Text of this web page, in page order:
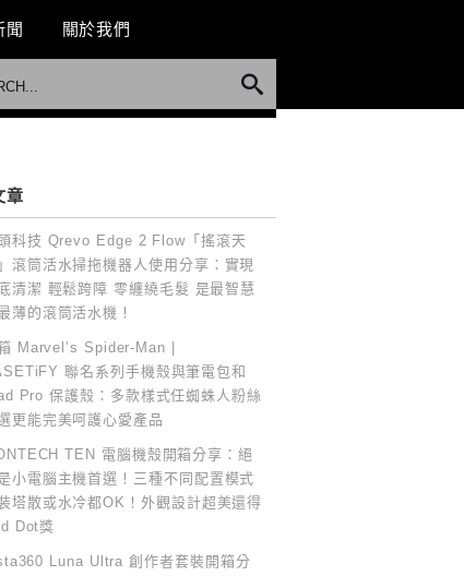
聞 關於我們
章
科技 Qrevo Edge 2 Flow「搖滾天
滾筒活水掃拖機器人使用分享：實現
清潔 輕鬆跨障 零纏繞毛髮 是最智慧
薄的滾筒活水機！
Marvel’s Spider-Man |
聯名系列手機殼與筆電包和
Pro 保護殼：多款樣式任蜘蛛人粉絲
更能完美呵護心愛產品
TEN 電腦機殼開箱分享：絕
小電腦主機首選！三種不同配置模式
塔散或水冷都OK！外觀設計超美還得
Dot獎
Luna Ultra 創作者套裝開箱分